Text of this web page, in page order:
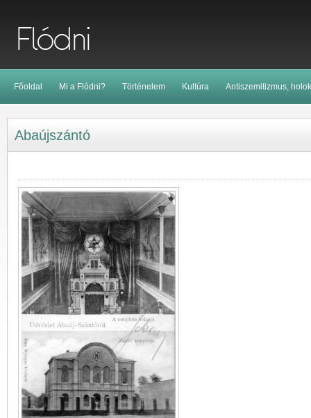
Főoldal Mi a Flódni? Történelem Kultúra Antiszemitizmus,
Abaújszántó